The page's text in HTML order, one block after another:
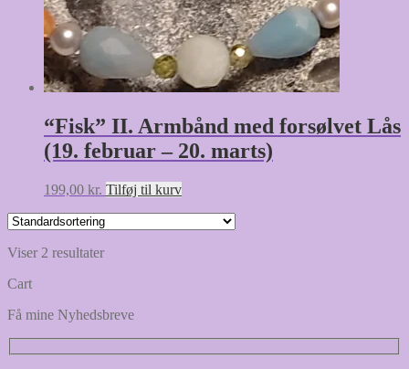
“Fisk” II. Armbånd med forsølvet Lås
(19. februar – 20. marts)
199,00 kr. Tilføj til kurv
Viser 2 resultater
Cart
Få mine Nyhedsbreve